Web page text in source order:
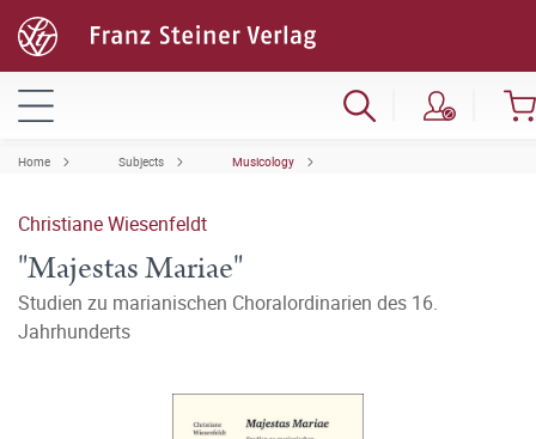
Home Subjects Musicology
Christiane Wiesenfeldt
"Majestas Mariae"
Studien zu marianischen Choralordinarien des 16.
Jahrhunderts